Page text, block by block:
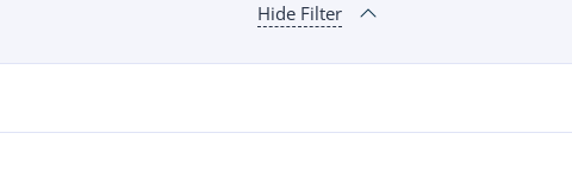
Hide Filter